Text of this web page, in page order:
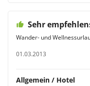
Sehr
Wander- und
01.03.2013
Allgemein / Hotel